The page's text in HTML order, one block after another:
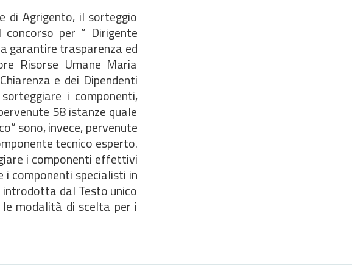
di Agrigento, il sorteggio
per “ Dirigente
garantire trasparenza ed
Risorse Umane Maria
e dei Dipendenti
i componenti,
58 istanze quale
sono, invece, pervenute
tecnico esperto.
i componenti effettivi
i componenti specialisti in
dal Testo unico
le modalità di scelta per i